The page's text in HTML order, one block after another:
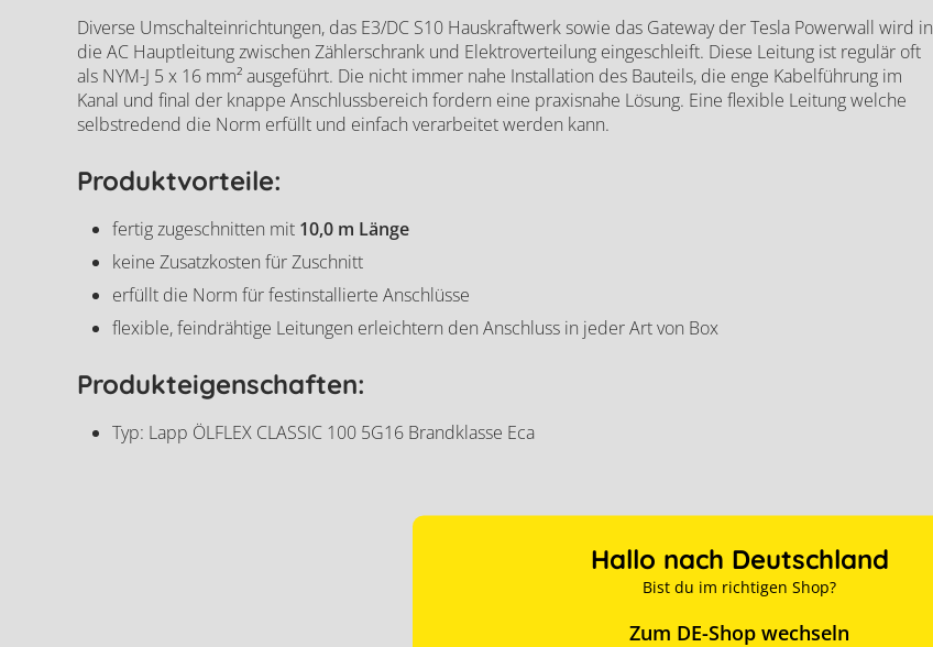
Lapp Ölflex AC Anschlusskabel, 5x16 mm², 10 m
Diverse Umschalteinrichtungen, das E3/DC S10 Hauskraftwerk sowie das Gateway der Tesla Powerwall wird in
die AC Hauptleitung zwischen Zählerschrank und Elektroverteilung eingeschleift. Diese Leitung ist regulär oft
als NYM-J 5 x 16 mm² ausgeführt. Die nicht immer nahe Installation des Bauteils, die enge Kabelführung im
Kanal und final der knappe Anschlussbereich fordern eine praxisnahe Lösung. Eine flexible Leitung welche
selbstredend die Norm erfüllt und einfach verarbeitet werden kann.
Produktvorteile:
fertig zugeschnitten mit 10,0 m Länge
keine Zusatzkosten für Zuschnitt
erfüllt die Norm für festinstallierte Anschlüsse
flexible, feindrähtige Leitungen erleichtern den Anschluss in jeder Art von Box
Produkteigenschaften:
Typ: Lapp ÖLFLEX CLASSIC 100 5G16 Brandklasse Eca
Hallo nach Deutschland
Bist du im richtigen Shop?
Zum DE-Shop wechseln